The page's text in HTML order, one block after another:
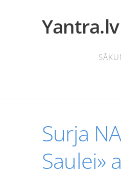
Yantra.lv
Surja
Saulei»